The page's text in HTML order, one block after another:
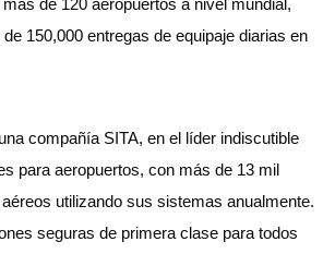
de 120 aeropuertos a nivel mundial,
150,000 entregas de equipaje diarias en
compañía SITA, en el líder indiscutible
para aeropuertos, con más de 13 mil
utilizando sus sistemas anualmente.
seguras de primera clase para todos